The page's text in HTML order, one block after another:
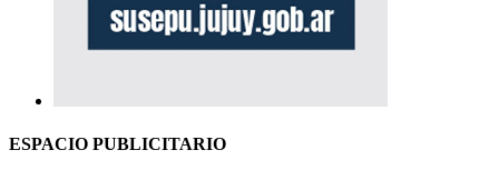
ESPACIO PUBLICITARIO